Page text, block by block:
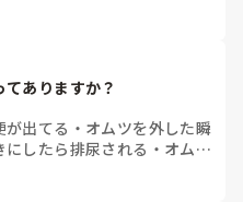
のでリハの評価に繋がるか
ではないんですかね？それな
ので、トイレ誘導をする方が
ありますか？
が出てる ・ オムツを外した瞬
にしたら排尿される ・ オムツ